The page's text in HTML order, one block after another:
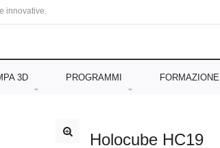
innovative.
3D PROGRAMMI FORMAZIONE
Holocube HC19